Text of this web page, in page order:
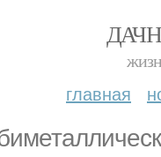
главная